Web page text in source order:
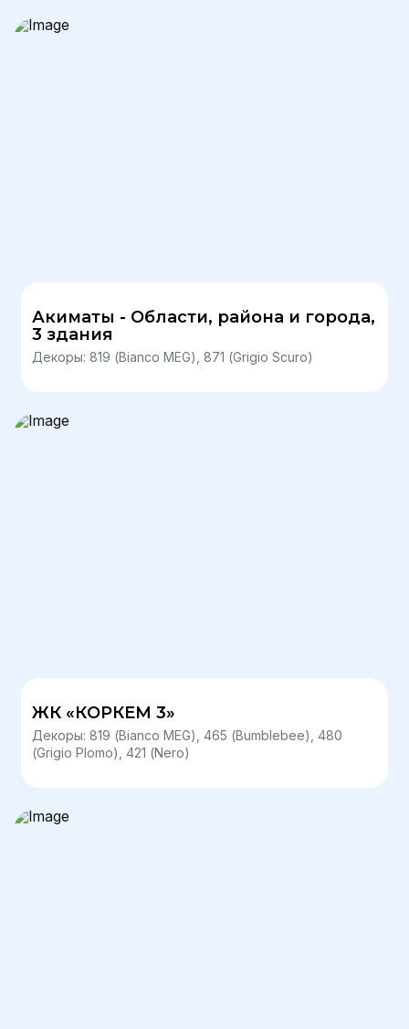
Акиматы - Области, района и города,
3 здания
Декоры: 819 (Bianco MEG), 871 (Grigio Scuro)
ЖК «КОРКЕМ 3»
Декоры: 819 (Bianco MEG), 465 (Bumblebee), 480
(Grigio Plomo), 421 (Nero)